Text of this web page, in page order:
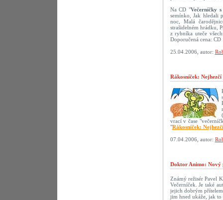
Na CD "Večerníčky
semínko, Jak hledali
noc, Malá
strašidelném hrádku,
z rybníka uteče
Doporučená cena:
25.04.2006, autor:
Rákosníček:
vrací v čase
"Rákosníček:
07.04.2006, autor:
Doktor Animo: Nový
Známý režisér Pavel
Večerníček. Je také
jejich dobrým
jim hned ukáže, jak to